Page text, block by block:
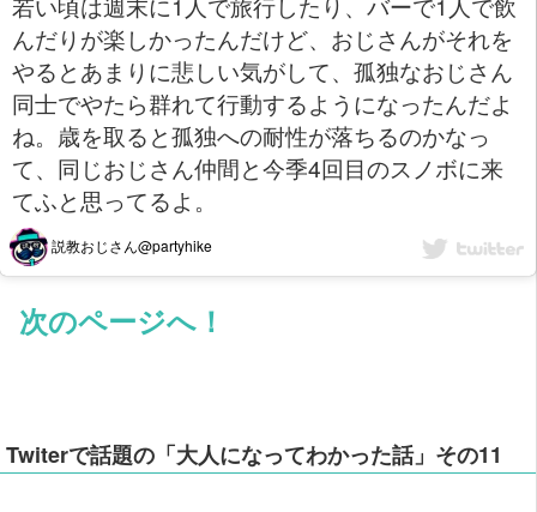
んだりが楽しかったんだけど、おじさんがそれを
やるとあまりに悲しい気がして、孤独なおじさん
同士でやたら群れて行動するようになったんだよ
ね。歳を取ると孤独への耐性が落ちるのかなっ
て、同じおじさん仲間と今季4回目のスノボに来
てふと思ってるよ。
説教おじさん@partyhike
次のページへ！
Twiterで話題の「大人になってわかった話」その11